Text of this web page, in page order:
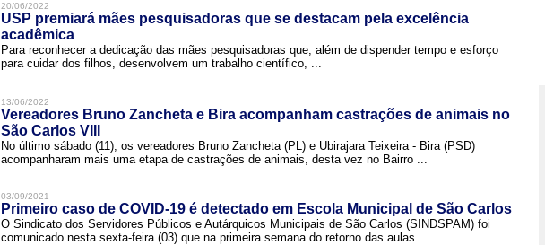
20/06/2022
USP premiará mães pesquisadoras que se destacam pela excelência
acadêmica
Para reconhecer a dedicação das mães pesquisadoras que, além de dispender tempo e esforço
para cuidar dos filhos, desenvolvem um trabalho científico, ...
13/06/2022
Vereadores Bruno Zancheta e Bira acompanham castrações de animais no
São Carlos VIII
No último sábado (11), os vereadores Bruno Zancheta (PL) e Ubirajara Teixeira - Bira (PSD)
acompanharam mais uma etapa de castrações de animais, desta vez no Bairro ...
03/09/2021
Primeiro caso de COVID-19 é detectado em Escola Municipal de São Carlos
O Sindicato dos Servidores Públicos e Autárquicos Municipais de São Carlos (SINDSPAM) foi
comunicado nesta sexta-feira (03) que na primeira semana do retorno das aulas ...